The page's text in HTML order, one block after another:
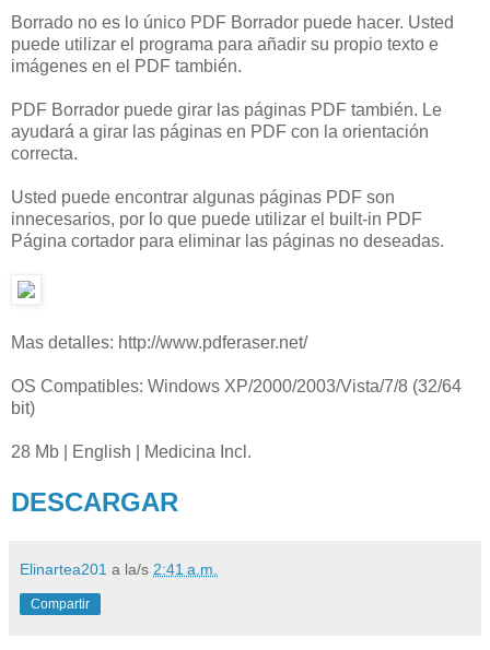
Borrado no es lo único PDF Borrador puede hacer. Usted
puede utilizar el programa para añadir su propio texto e
imágenes en el PDF también.
PDF Borrador puede girar las páginas PDF también. Le
ayudará a girar las páginas en PDF con la orientación
correcta.
Usted puede encontrar algunas páginas PDF son
innecesarios, por lo que puede utilizar el built-in PDF
Página cortador para eliminar las páginas no deseadas.
Mas detalles: http://www.pdferaser.net/
OS Compatibles: Windows XP/2000/2003/Vista/7/8 (32/64
bit)
28 Mb | English | Medicina Incl.
DESCARGAR
Elinartea201 a la/s 2:41 a.m.
Compartir